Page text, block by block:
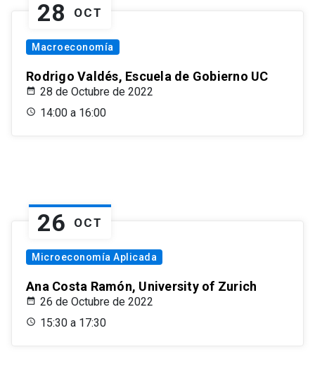
28 OCT
Macroeconomía
Rodrigo Valdés, Escuela de Gobierno UC
28 de Octubre de 2022
14:00 a 16:00
26 OCT
Microeconomía Aplicada
Ana Costa Ramón, University of Zurich
26 de Octubre de 2022
15:30 a 17:30